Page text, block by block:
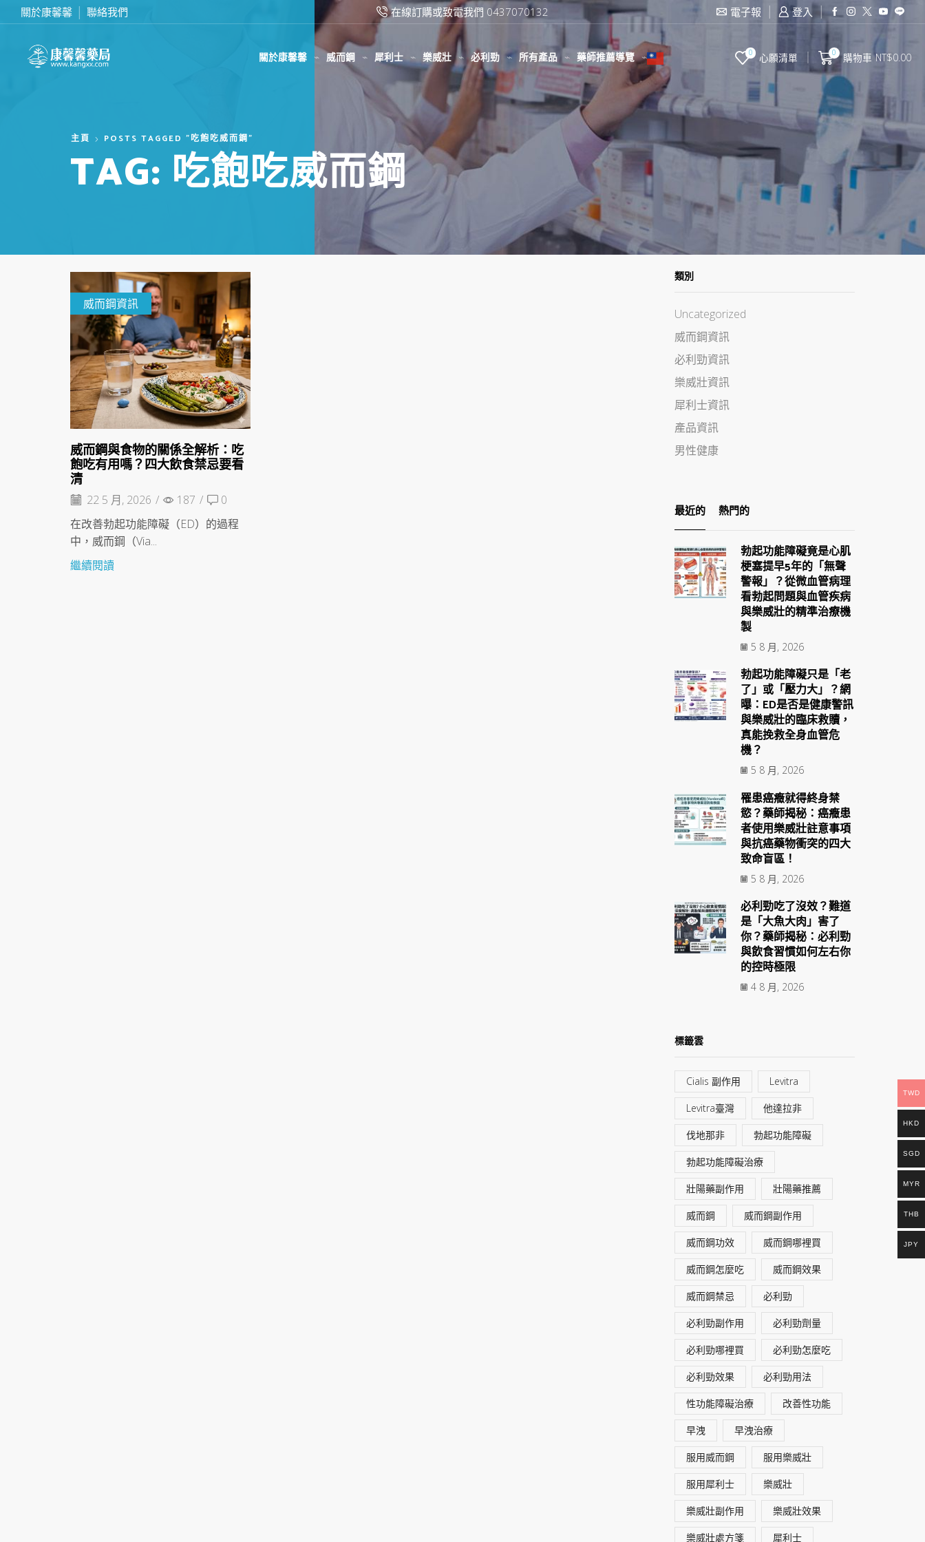
關於康馨馨 聯絡我們 在線訂購或致電我們 0437070132 滿2000台幣免運費
電子報 登入
關於康馨馨 威而鋼 犀利士 樂威壯 必利勁 所有產品 藥師推薦導覽 0 心願清單 0 購物車 NT$0.00
主頁 POSTS TAGGED "吃飽吃威而鋼"
TAG: 吃飽吃威而鋼
威而鋼資訊
威而鋼與食物的關係全解析：吃
飽吃有用嗎？四大飲食禁忌要看
清
22 5 月, 2026 / 187 /
0
在改善勃起功能障礙（ED）的過程
中，威而鋼（Via...
繼續閱讀
類別
Uncategorized
威而鋼資訊
必利勁資訊
樂威壯資訊
犀利士資訊
產品資訊
男性健康
最近的 熱門的
勃起功能障礙竟是心肌
梗塞提早5年的「無聲
警報」？從微血管病理
看勃起問題與血管疾病
與樂威壯的精準治療機
製
5 8 月, 2026
勃起功能障礙只是「老
了」或「壓力大」？網
曝：ED是否是健康警訊
與樂威壯的臨床救贖，
真能挽救全身血管危
機？
5 8 月, 2026
罹患癌癥就得終身禁
慾？藥師揭秘：癌癥患
者使用樂威壯註意事項
與抗癌藥物衝突的四大
致命盲區！
5 8 月, 2026
必利勁吃了沒效？難道
是「大魚大肉」害了
你？藥師揭秘：必利勁
與飲食習慣如何左右你
的控時極限
4 8 月, 2026
標籤雲
Cialis 副作用 Levitra
Levitra臺灣 他達拉非
伐地那非 勃起功能障礙
勃起功能障礙治療
壯陽藥副作用 壯陽藥推薦
威而鋼 威而鋼副作用
威而鋼功效 威而鋼哪裡買
威而鋼怎麼吃 威而鋼效果
威而鋼禁忌 必利勁
必利勁副作用 必利勁劑量
必利勁哪裡買 必利勁怎麼吃
必利勁效果 必利勁用法
性功能障礙治療 改善性功能
早洩 早洩治療
服用威而鋼 服用樂威壯
服用犀利士 樂威壯
樂威壯副作用 樂威壯效果
樂威壯處方箋 犀利士
TWD
HKD
SGD
MYR
THB
JPY